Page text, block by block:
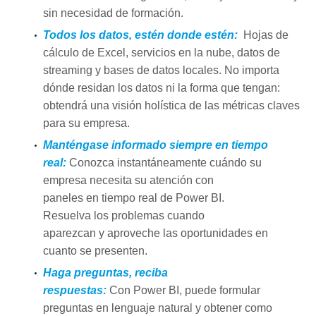
sin necesidad de formación.
Todos los datos, estén donde estén: Hojas de
cálculo de Excel, servicios en la nube, datos de
streaming y bases de datos locales. No importa
dónde residan los datos ni la forma que tengan:
obtendrá una visión holística de las métricas claves
para su empresa.
Manténgase informado siempre en tiempo
real: Conozca instantáneamente cuándo su
empresa necesita su atención con
paneles en tiempo real de Power BI .
Resuelva los problemas cuando
aparezcan y aproveche las oportunidades en
cuanto se presenten.
Haga preguntas, reciba
respuestas: Con Power BI , puede formular
preguntas en lenguaje natural y obtener como